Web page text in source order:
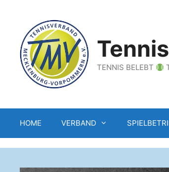
springen
TENNIS BELEBT
HOME VERBAND